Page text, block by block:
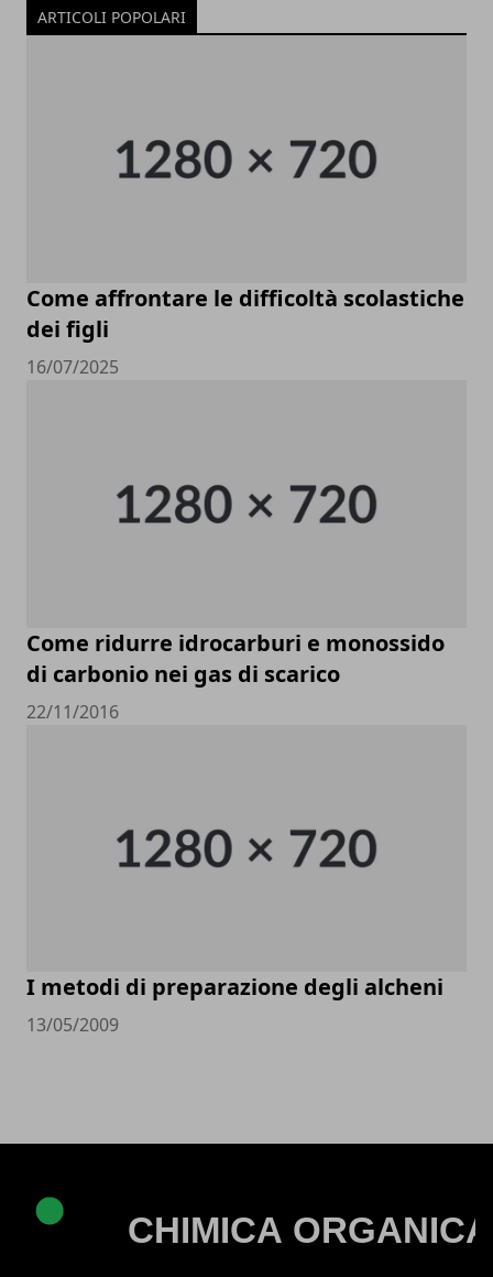
ARTICOLI POPOLARI
Come affrontare le difficoltà scolastiche
dei figli
16/07/2025
Come ridurre idrocarburi e monossido
di carbonio nei gas di scarico
22/11/2016
I metodi di preparazione degli alcheni
13/05/2009